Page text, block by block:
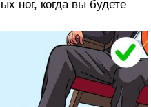
ног, когда вы будете